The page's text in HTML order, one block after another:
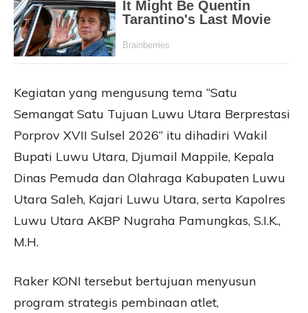
Kegiatan yang mengusung tema “Satu
Semangat Satu Tujuan Luwu Utara Berprestasi
Porprov XVII Sulsel 2026” itu dihadiri Wakil
Bupati Luwu Utara, Djumail Mappile, Kepala
Dinas Pemuda dan Olahraga Kabupaten Luwu
Utara Saleh, Kajari Luwu Utara, serta Kapolres
Luwu Utara AKBP Nugraha Pamungkas, S.I.K.,
M.H.
Raker KONI tersebut bertujuan menyusun
program strategis pembinaan atlet,